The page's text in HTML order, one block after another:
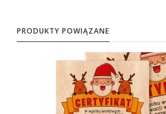
PRODUKTY POWIĄZANE